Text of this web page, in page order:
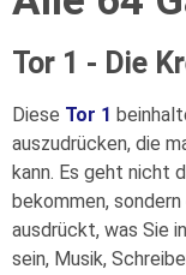
Tor 1 - Die
Diese Tor 1
auszudrücken, die
kann. Es geht nicht
bekommen,
ausdrückt, was Sie
sein, Musik,